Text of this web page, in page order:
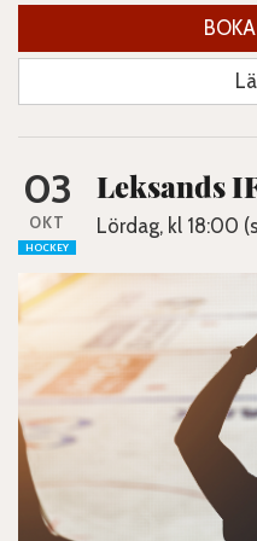
03
OKT
HOCKEY
Leksands
Lördag, kl 18:00